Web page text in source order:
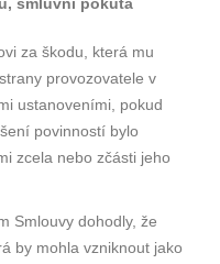
za škodu, která mu
provozovatele v
ustanoveními, pokud
povinností bylo
zcela nebo zčásti jeho
Smlouvy dohodly, že
by mohla vzniknout jako